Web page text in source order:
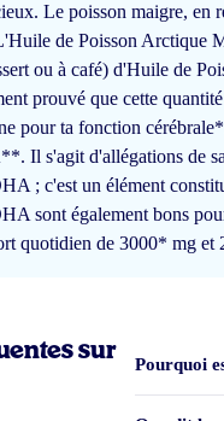
op en snel bezorgd!
dat de inname van omega 3
Le poisson maigre, en
de Poisson Arctique
ou à café) d'Huile de
prouvé que cette
pour ta fonction
Il s'agit d'allégations de
; c'est un élément
sont également bons
quotidien de 3000* mg
sur
Pourquoi